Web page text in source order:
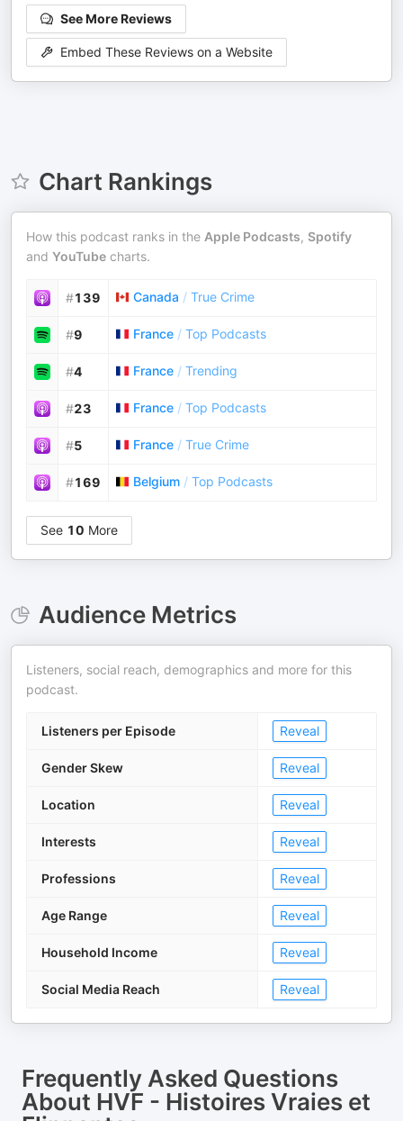
See More Reviews
Embed These Reviews on a Website
Chart Rankings
How this podcast ranks in the Apple Podcasts, Spotify
and YouTube charts.
#139 Canada / True Crime
#9 France / Top Podcasts
#4 France / Trending
#23 France / Top Podcasts
#5 France / True Crime
#169 Belgium / Top Podcasts
See 10 More
Audience Metrics
Listeners, social reach, demographics and more for this
podcast.
Listeners per Episode Reveal
Gender Skew Reveal
Location Reveal
Interests Reveal
Professions Reveal
Age Range Reveal
Household Income Reveal
Social Media Reach Reveal
Frequently Asked Questions
About HVF - Histoires Vraies et